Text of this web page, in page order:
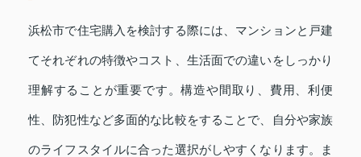
浜松市で住宅購入を検討する際には、マンションと戸建
てそれぞれの特徴やコスト、生活面での違いをしっかり
理解することが重要です。構造や間取り、費用、利便
性、防犯性など多面的な比較をすることで、自分や家族
のライフスタイルに合った選択がしやすくなります。ま